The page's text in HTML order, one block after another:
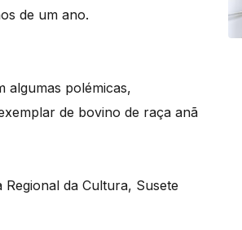
de um ano.
algumas polémicas,
de bovino de raça anã
da Cultura, Susete